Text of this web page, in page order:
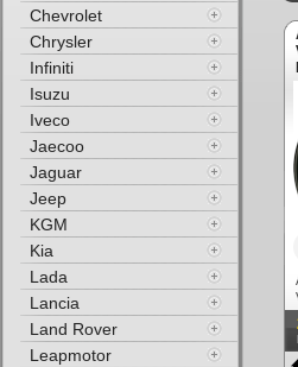
Chevrolet
Chrysler
Infiniti
Isuzu
Iveco
Jaecoo
Jaguar
Jeep
KGM
Kia
Lada
Lancia
Land Rover
Leapmotor